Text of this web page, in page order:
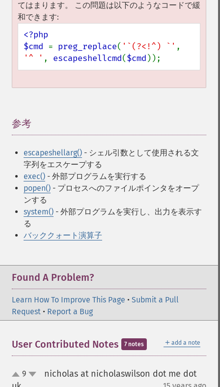
てはまります。 この問題は以下のようなコードで緩
和できます:
<?php
$cmd = preg_replace( '`(?<!^) `'
'^ ' , escapeshellcmd($cmd ));
参考
escapeshellarg() - シェル引数として使用される文
字列をエスケープする
exec() - 外部プログラムを実行する
popen() - プロセスへのファイルポインタをオープ
ンする
system() - 外部プログラムを実行し、出力を表示す
る
バッククォート演算子
Found A Problem?
Learn How To Improve This Page • Submit a Pull
Request • Report a Bug
＋ add a note
User Contributed Notes 7 notes
up9
nicholas at nicholaswilson dot me dot